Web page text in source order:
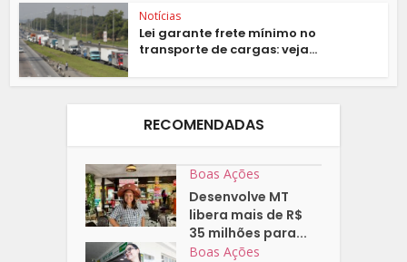
Notícias
Lei garante frete mínimo no
transporte de cargas: veja...
RECOMENDADAS
Boas Ações
Desenvolve MT
libera mais de R$
35 milhões para...
Boas Ações